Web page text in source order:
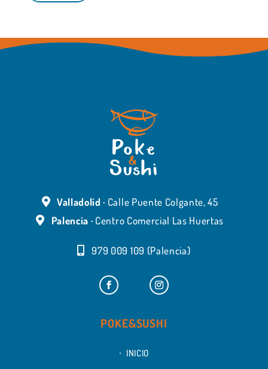
Valladolid · Calle Puente Colgante, 45
Palencia · Centro Comercial Las Huertas
979 009 109 (Palencia)
POKE&SUSHI
INICIO